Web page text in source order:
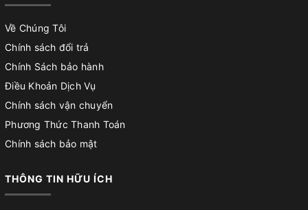
Về Chúng Tôi
Chính sách đổi trả
Chính Sách bảo hành
Điều Khoản Dịch Vụ
Chính sách vận chuyển
Phương Thức Thanh Toán
Chính sách bảo mật
THÔNG TIN HỮU ÍCH